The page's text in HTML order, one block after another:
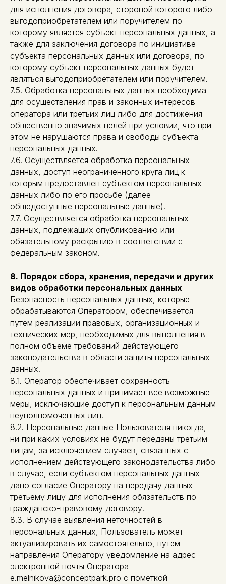
для исполнения договора, стороной которого либо
выгодоприобретателем или поручителем по
которому является субъект персональных данных, а
также для заключения договора по инициативе
субъекта персональных данных или договора, по
которому субъект персональных данных будет
являться выгодоприобретателем или поручителем.
7.5. Обработка персональных данных необходима
для осуществления прав и законных интересов
оператора или третьих лиц либо для достижения
общественно значимых целей при условии, что при
этом не нарушаются права и свободы субъекта
персональных данных.
7.6. Осуществляется обработка персональных
данных, доступ неограниченного круга лиц к
которым предоставлен субъектом персональных
данных либо по его просьбе (далее —
общедоступные персональные данные).
7.7. Осуществляется обработка персональных
данных, подлежащих опубликованию или
обязательному раскрытию в соответствии с
федеральным законом.
8. Порядок сбора, хранения, передачи и других
видов обработки персональных данных
Безопасность персональных данных, которые
обрабатываются Оператором, обеспечивается
путем реализации правовых, организационных и
технических мер, необходимых для выполнения в
полном объеме требований действующего
законодательства в области защиты персональных
данных.
8.1. Оператор обеспечивает сохранность
персональных данных и принимает все возможные
меры, исключающие доступ к персональным данным
неуполномоченных лиц.
8.2. Персональные данные Пользователя никогда,
ни при каких условиях не будут переданы третьим
лицам, за исключением случаев, связанных с
исполнением действующего законодательства либо
в случае, если субъектом персональных данных
дано согласие Оператору на передачу данных
третьему лицу для исполнения обязательств по
гражданско-правовому договору.
8.3. В случае выявления неточностей в
персональных данных, Пользователь может
актуализировать их самостоятельно, путем
направления Оператору уведомление на адрес
электронной почты Оператора
e.melnikova@conceptpark.pro с пометкой